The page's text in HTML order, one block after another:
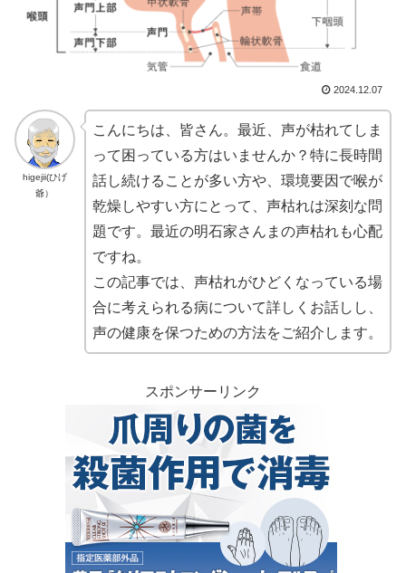
2024.12.07
higejii(ひげ
爺）
こんにちは、皆さん。最近、声が枯れてしま
って困っている方はいませんか？特に長時間
話し続けることが多い方や、環境要因で喉が
乾燥しやすい方にとって、声枯れは深刻な問
題です。最近の明石家さんまの声枯れも心配
ですね。
この記事では、声枯れがひどくなっている場
合に考えられる病について詳しくお話しし、
声の健康を保つための方法をご紹介します。
スポンサーリンク